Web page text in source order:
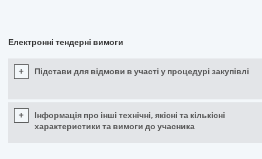
Електронні тендерні вимоги
+ Підстави для відмови в участі у процедурі закупівлі
+
Інформація про інші технічні, якісні та кількісні
характеристики та вимоги до учасника